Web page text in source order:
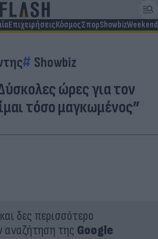
ΕπιχειρήσειςΚόσμοςΣπορShowbizWeekend
Showbiz
ώρες για τον
τόσο μαγκωμένος”
δες περισσότερο
αναζήτηση της Google